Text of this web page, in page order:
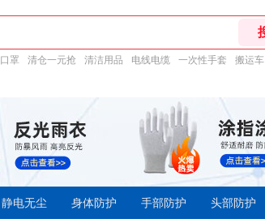
口罩 清仓一元抢 清洁用品 电线电缆 一次性手套 搬运车
静电无尘 身体防护 手部防护 头部防护